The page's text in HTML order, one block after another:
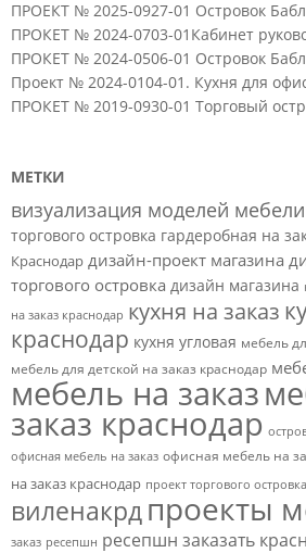
ПРОЕКТ № 2025-0927-01 Островок
ПРОКЕТ № 2024-0703-01Кабинет
ПРОКЕТ № 2024-0506-01 Островок
Проект № 2024-0104-01. Кухня для
ПРОКЕТ № 2019-0930-01 Торговый
МЕТКИ
визуализация моделей мебели
торгового островка гардеробная на
Краснодар дизайн-проект магазина
торгового островка дизайн магазина
на заказ краснодар кухня на заказ
краснодар кухня угловая мебель
мебель для детской на заказ краснодар
мебель на заказ
заказ краснодар
офисная мебель на заказ офисная мебель на
на заказ краснодар проект торгового островка
виленакрдпроекты
заказ ресепшн ресепшн заказать